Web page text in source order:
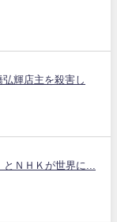
輝店主を殺害し
ＮＨＫが世界に...